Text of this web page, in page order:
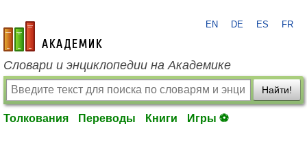
academic.ru
EN DE ES FR
Словари и энциклопедии на Академике
Найти!
Толкования Переводы Книги Игры ⚽